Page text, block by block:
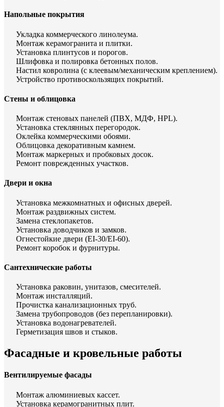
Напольные покрытия
Укладка коммерческого линолеума.
Монтаж керамогранита и плитки.
Установка плинтусов и порогов.
Шлифовка и полировка бетонных полов.
Настил ковролина (с клеевым/механическим креплением).
Устройство противоскользящих покрытий.
Стены и облицовка
Монтаж стеновых панелей (ПВХ, МДФ, HPL).
Установка стеклянных перегородок.
Оклейка коммерческими обоями.
Облицовка декоративным камнем.
Монтаж маркерных и пробковых досок.
Ремонт поврежденных участков.
Двери и окна
Установка межкомнатных и офисных дверей.
Монтаж раздвижных систем.
Замена стеклопакетов.
Установка доводчиков и замков.
Огнестойкие двери (EI-30/EI-60).
Ремонт коробок и фурнитуры.
Сантехнические работы
Установка раковин, унитазов, смесителей.
Монтаж инсталляций.
Прочистка канализационных труб.
Замена трубопроводов (без перепланировки).
Установка водонагревателей.
Герметизация швов и стыков.
Фасадные и кровельные работы
Вентилируемые фасады
Монтаж алюминиевых кассет.
Установка керамогранитных плит.